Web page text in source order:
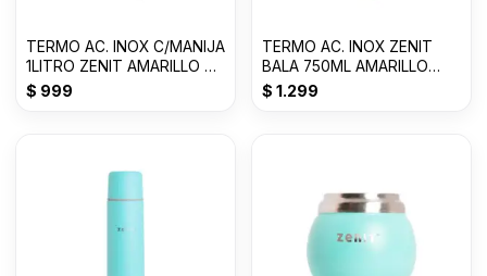
TERMO AC. INOX C/MANIJA
1LITRO ZENIT AMARILLO P
Z100XZ1Y
$ 999
TERMO AC. INOX ZENIT
BALA 750ML AMARILLO
PASTEL Z75ZY
$ 1.299